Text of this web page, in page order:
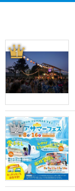
1
2